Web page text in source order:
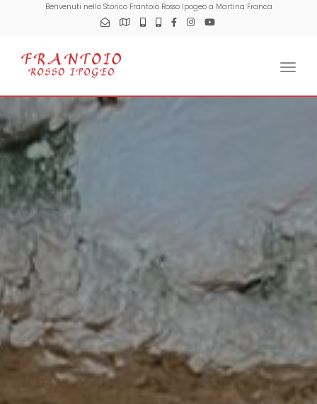
Benvenuti nello Storico Frantoio Rosso Ipogeo a Martina Franca